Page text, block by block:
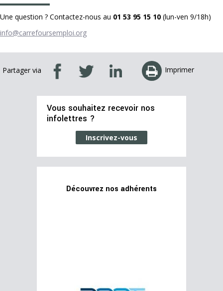
Une question ? Contactez-nous au 01 53 95 15 10 (lun-ven 9/18h)
info@carrefoursemploi.org
Partager via Imprimer
Vous souhaitez recevoir nos
infolettres ?
Inscrivez-vous
Découvrez nos adhérents